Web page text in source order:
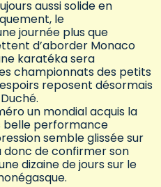
aussi solide en
le
journée plus que
d’aborder Monaco
karatéka sera
championnats des petits
reposent désormais
un mondial acquis la
belle performance
semble glissée sur
donc de confirmer son
dizaine de jours sur le